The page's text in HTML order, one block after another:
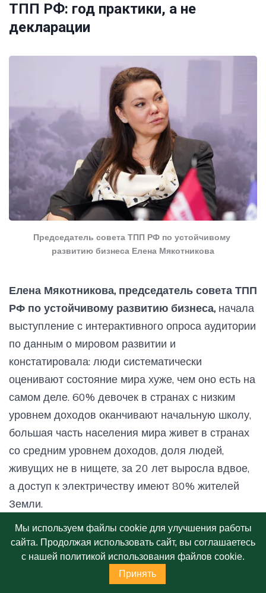
ТПП РФ: год практики, а не
декларации
Председатель совета ТПП РФ по устойчивому
развитию бизнеса Елена Мякотникова
Елена Мякотникова, председатель совета ТПП
РФ по устойчивому развитию бизнеса, начала
выступление с интерактивного опроса аудитории
по данным о мировом развитии и
констатировала: люди систематически
оценивают состояние мира хуже, чем оно есть на
самом деле. 60% девочек в странах с низким
уровнем доходов оканчивают начальную школу,
большая часть населения мира живет в странах
со средним уровнем доходов, доля людей,
живущих не в нищете, за 20 лет выросла вдвое,
а доступ к электричеству имеют 80% жителей
Земли.
Текущий год Мякотникова охарактеризовала как
«год практики, а не декларации». К концу 2025
года утвержден стандарт общественного
Мы используем файлы cookie для улучшения работы
сайта. Продолжая использовать сайт, вы соглашаетесь
с нашей политикой использования файлов cookie.
Принять